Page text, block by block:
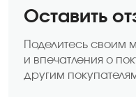
Оставить
Поделитесь своим
и впечатления о
другим